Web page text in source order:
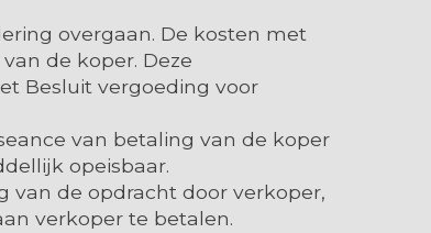
overgaan. De kosten met
de koper. Deze
Besluit vergoeding voor
van betaling van de koper
opeisbaar.
van de opdracht door verkoper,
verkoper te betalen.